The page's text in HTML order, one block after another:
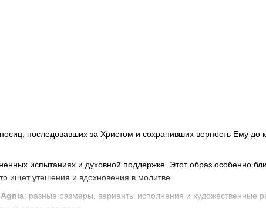
последовавших за Христом и сохранивших верность Ему до
испытаниях и духовной поддержке. Этот образ особенно
ищет утешения и вдохновения в молитве.
Agnia: разные размеры, варианты исполнения и художественные